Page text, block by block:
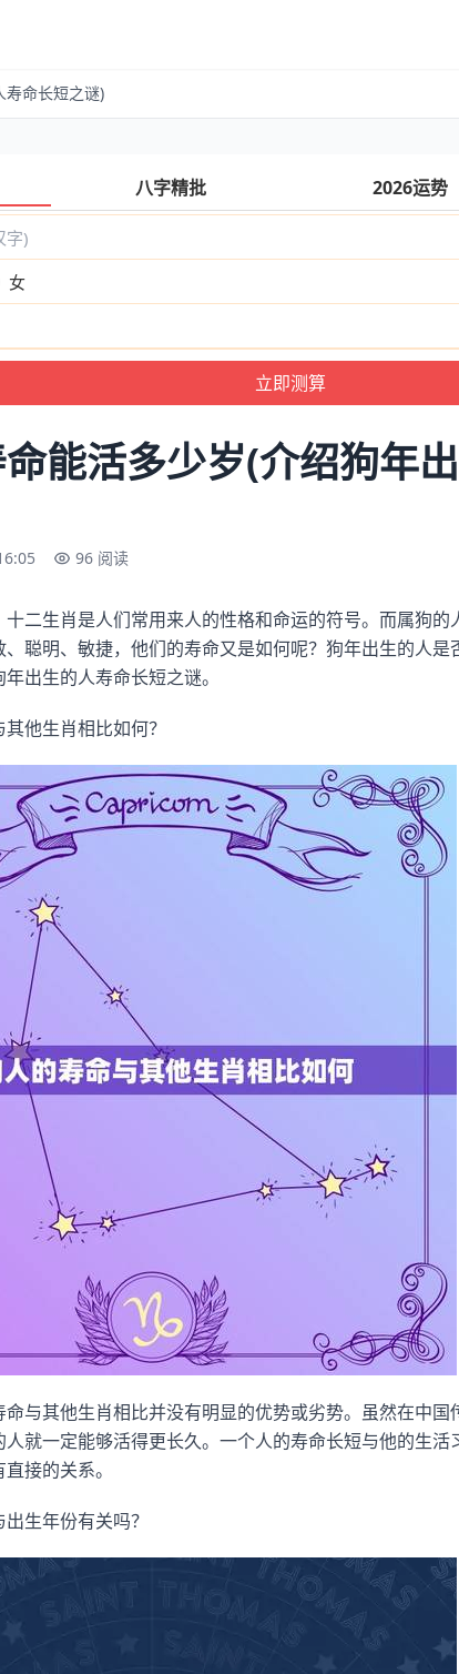
寿命长短之谜)
八字精批 2026运势
女
能活多少岁(介绍狗年
96 阅读
二生肖是人们常用来人的性格和命运的符号。而属狗
聪明、敏捷，他们的寿命又是如何呢？狗年出生的人
出生的人寿命长短之谜。
他生肖相比如何？
与其他生肖相比并没有明显的优势或劣势。虽然在中国
就一定能够活得更长久。一个人的寿命长短与他的生活
接的关系。
生年份有关吗？